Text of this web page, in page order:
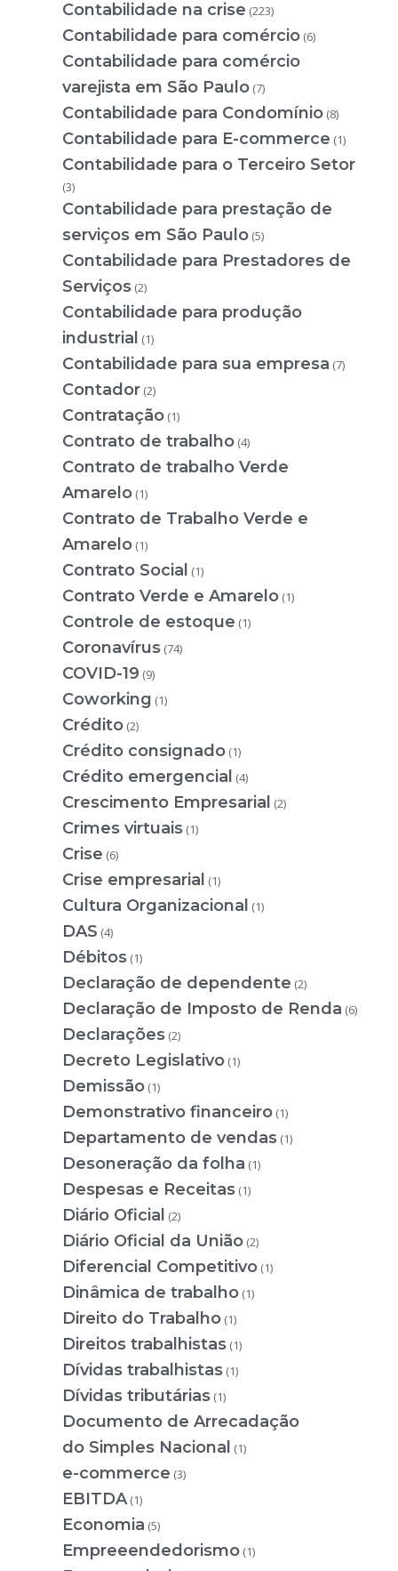
Contabilidade na crise (223)
Contabilidade para comércio (6)
Contabilidade para comércio
varejista em São Paulo (7)
Contabilidade para Condomínio (8)
Contabilidade para E-commerce (1)
Contabilidade para o Terceiro Setor
(3)
Contabilidade para prestação de
serviços em São Paulo (5)
Contabilidade para Prestadores de
Serviços (2)
Contabilidade para produção
industrial (1)
Contabilidade para sua empresa (7)
Contador (2)
Contratação (1)
Contrato de trabalho (4)
Contrato de trabalho Verde
Amarelo (1)
Contrato de Trabalho Verde e
Amarelo (1)
Contrato Social (1)
Contrato Verde e Amarelo (1)
Controle de estoque (1)
Coronavírus (74)
COVID-19 (9)
Coworking (1)
Crédito (2)
Crédito consignado (1)
Crédito emergencial (4)
Crescimento Empresarial (2)
Crimes virtuais (1)
Crise (6)
Crise empresarial (1)
Cultura Organizacional (1)
DAS (4)
Débitos (1)
Declaração de dependente (2)
Declaração de Imposto de Renda (6)
Declarações (2)
Decreto Legislativo (1)
Demissão (1)
Demonstrativo financeiro (1)
Departamento de vendas (1)
Desoneração da folha (1)
Despesas e Receitas (1)
Diário Oficial (2)
Diário Oficial da União (2)
Diferencial Competitivo (1)
Dinâmica de trabalho (1)
Direito do Trabalho (1)
Direitos trabalhistas (1)
Dívidas trabalhistas (1)
Dívidas tributárias (1)
Documento de Arrecadação
do Simples Nacional (1)
e-commerce (3)
EBITDA (1)
Economia (5)
Empreeendedorismo (1)